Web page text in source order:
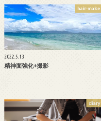
hair-make
2022.5.13
精神面強化+撮影
diary